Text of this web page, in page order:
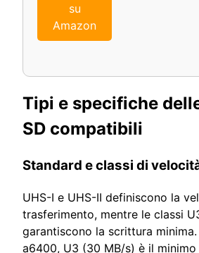
su
Amazon
Tipi e specifiche
SD compatibili
Standard e classi di
UHS-I e UHS-II definiscono la
trasferimento, mentre le classi
garantiscono la scrittura
a6400, U3 (30 MB/s) è il